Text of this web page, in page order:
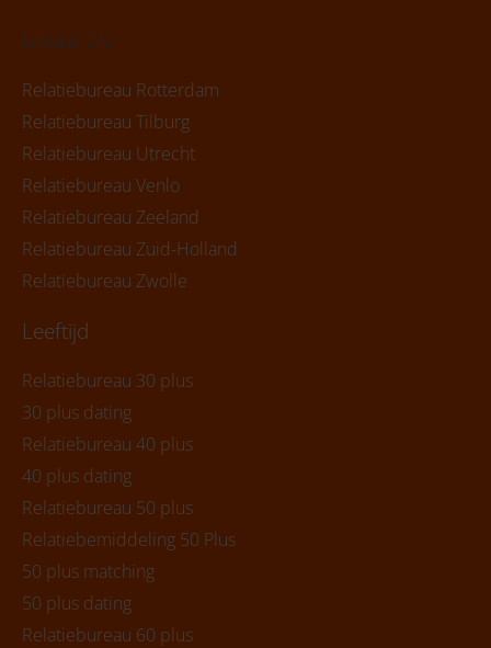
Lokaal 2/2
Relatiebureau Rotterdam
Relatiebureau Tilburg
Relatiebureau Utrecht
Relatiebureau Venlo
Relatiebureau Zeeland
Relatiebureau Zuid-Holland
Relatiebureau Zwolle
Leeftijd
Relatiebureau 30 plus
30 plus dating
Relatiebureau 40 plus
40 plus dating
Relatiebureau 50 plus
Relatiebemiddeling 50 Plus
50 plus matching
50 plus dating
Relatiebureau 60 plus